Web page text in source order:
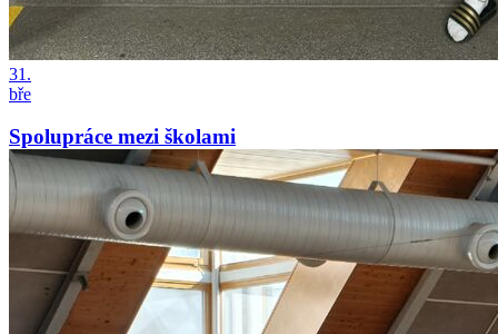
31.
bře
Spolupráce mezi školami